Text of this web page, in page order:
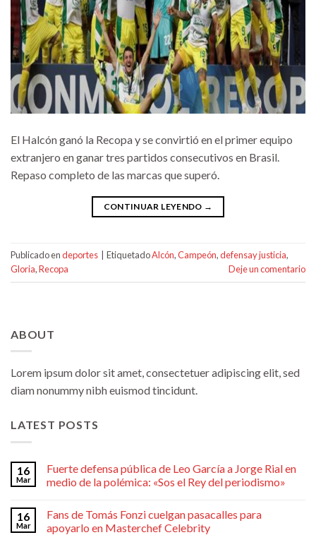
El Halcón ganó la Recopa y se convirtió en el primer equipo
extranjero en ganar tres partidos consecutivos en Brasil.
Repaso completo de las marcas que superó.
CONTINUAR LEYENDO →
Publicado endeportes EtiquetadoAlcón,Campeón,defensay justicia,
Gloria,Recopa Deje un comentario
ABOUT
Lorem ipsum dolor sit amet, consectetuer adipiscing elit, sed
diam nonummy nibh euismod tincidunt.
LATEST POSTS
16
Mar
Fuerte defensa pública de Leo García a Jorge Rial en
medio de la polémica: «Sos el Rey del periodismo»
16
Mar
Fans de Tomás Fonzi cuelgan pasacalles para
apoyarlo en Masterchef Celebrity